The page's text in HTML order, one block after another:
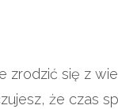
zrodzić się z
że czas